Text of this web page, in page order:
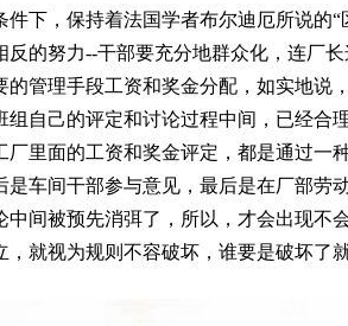
下，保持着法国学者布尔迪厄所说的“
反的努力--干部要充分地群众化，连厂
管理手段工资和奖金分配，如实地说
自己的评定和讨论过程中间，已经合
里面的工资和奖金评定，都是通过一
车间干部参与意见，最后是在厂部劳
间被预先消弭了，所以，才会出现不
就视为规则不容破坏，谁要是破坏了